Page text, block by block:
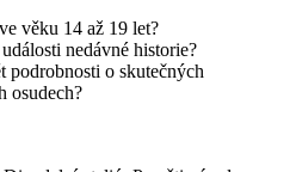
věku 14 až 19 let?
nedávné historie?
podrobnosti o skutečných
osudech?